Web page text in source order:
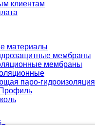
клиентам
материалы
мембраны
мембраны
паро-гидроизоляция